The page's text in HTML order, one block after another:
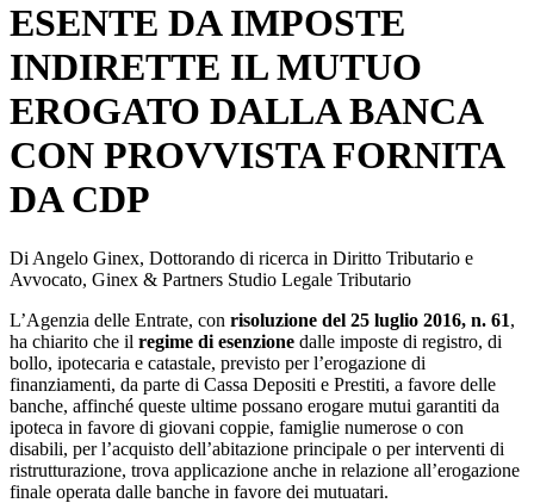
ESENTE DA IMPOSTE
INDIRETTE IL MUTUO
EROGATO DALLA BANCA
CON PROVVISTA FORNITA
DA CDP
Di Angelo Ginex, Dottorando di ricerca in Diritto Tributario e
Avvocato, Ginex & Partners Studio Legale Tributario
L’Agenzia delle Entrate, con risoluzione del 25 luglio 2016, n. 61,
ha chiarito che il regime di esenzione dalle imposte di registro, di
bollo, ipotecaria e catastale, previsto per l’erogazione di
finanziamenti, da parte di Cassa Depositi e Prestiti, a favore delle
banche, affinché queste ultime possano erogare mutui garantiti da
ipoteca in favore di giovani coppie, famiglie numerose o con
disabili, per l’acquisto dell’abitazione principale o per interventi di
ristrutturazione, trova applicazione anche in relazione all’erogazione
finale operata dalle banche in favore dei mutuatari.